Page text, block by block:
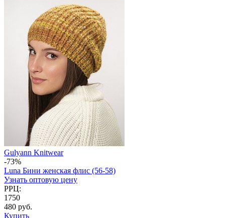
Gulyann Knitwear
-73%
Luna Бини женская флис (56-58)
Узнать оптовую цену
РРЦ:
1750
480 руб.
Купить